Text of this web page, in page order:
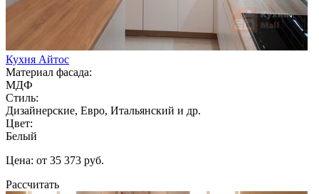
Кухня Айтос
Материал фасада:
МДФ
Стиль:
Дизайнерские, Евро, Итальянский и др.
Цвет:
Белый
Цена: от 35 373 руб.
Рассчитать